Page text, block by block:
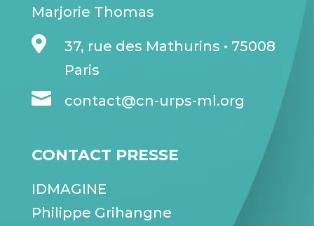
Marjorie Thomas

37, rue des Mathurins • 75008
Paris
 contact@cn-urps-ml.org
CONTACT PRESSE
IDMAGINE
Philippe Grihangne